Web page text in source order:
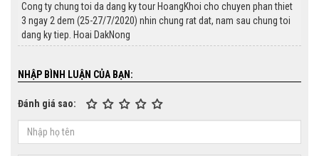
Cong ty chung toi da dang ky tour HoangKhoi cho chuyen phan thiet
3 ngay 2 dem (25-27/7/2020) nhin chung rat dat, nam sau chung toi
dang ky tiep. Hoai DakNong
NHẬP BÌNH LUẬN CỦA BẠN:
Đánh giá sao: